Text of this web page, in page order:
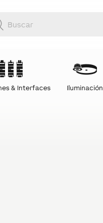
& Interfaces Iluminación